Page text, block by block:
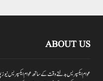
ABOUT US